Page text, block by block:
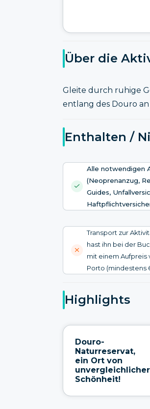
Über die
Gleite durch ruhige
entlang des Douro
Enthalten /
Alle notwendigen
(Neoprenanzug,
Guides,
Transport zur
hast ihn bei der
mit einem Aufpreis
Porto (mindestens
Highlights
Douro-
Naturreservat,
ein Ort von
unvergleichlicher
Schönheit!